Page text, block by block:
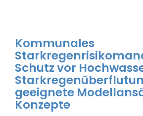
Kommunales
Schutz vor
geeignete
Konzepte